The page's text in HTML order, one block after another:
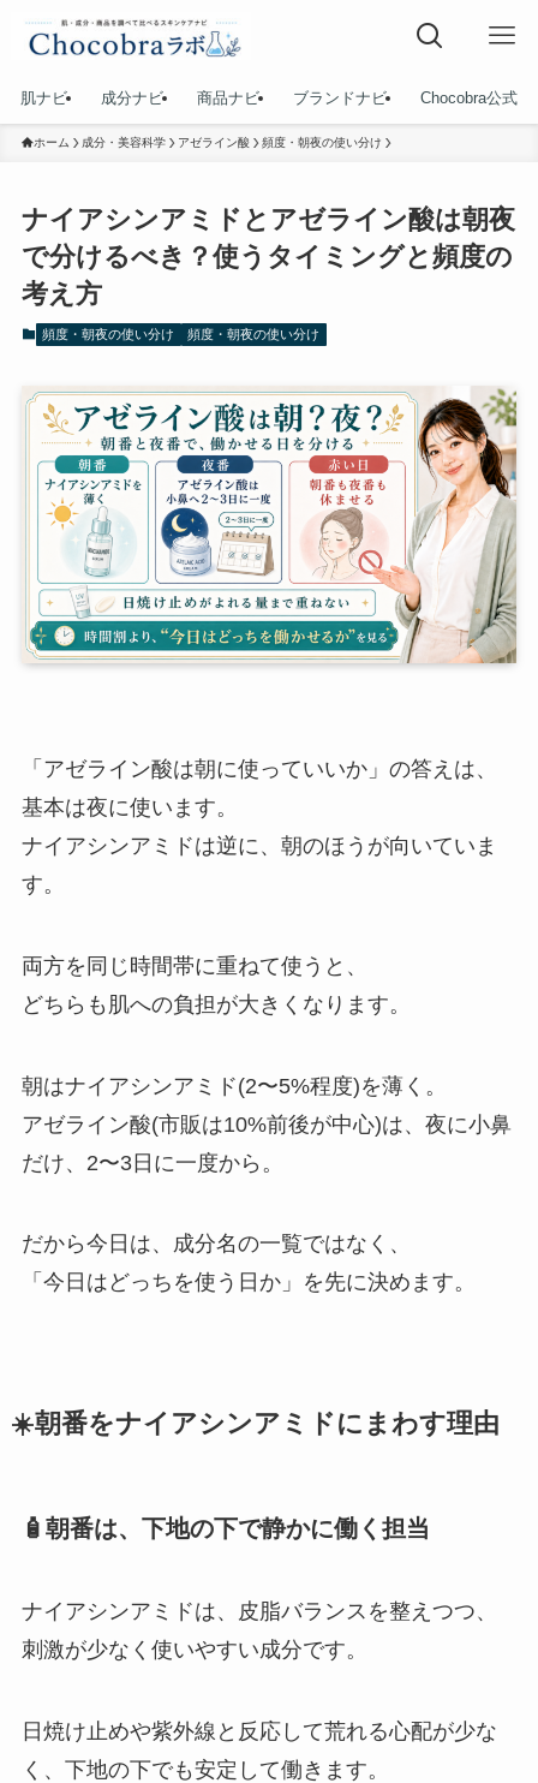
肌ナビ 成分ナビ 商品ナビ ブランドナビ Chocobra公式
ホーム 成分・美容科学 アゼライン酸 頻度・朝夜の使い分け
ナイアシンアミドとアゼライン酸は朝夜
で分けるべき？使うタイミングと頻度の
考え方
頻度・朝夜の使い分け 頻度・朝夜の使い分け
「アゼライン酸は朝に使っていいか」の答えは、
基本は夜に使います。
ナイアシンアミドは逆に、朝のほうが向いていま
す。
両方を同じ時間帯に重ねて使うと、
どちらも肌への負担が大きくなります。
朝はナイアシンアミド(2〜5%程度)を薄く。
アゼライン酸(市販は10%前後が中心)は、夜に小鼻
だけ、2〜3日に一度から。
だから今日は、成分名の一覧ではなく、
「今日はどっちを使う日か」を先に決めます。
☀️朝番をナイアシンアミドにまわす理由
🧴朝番は、下地の下で静かに働く担当
ナイアシンアミドは、皮脂バランスを整えつつ、
刺激が少なく使いやすい成分です。
日焼け止めや紫外線と反応して荒れる心配が少な
く、下地の下でも安定して働きます。